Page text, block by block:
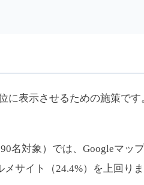
表示させるための施策で
対象）では、Googleマッ
サイト（24.4%）を上回